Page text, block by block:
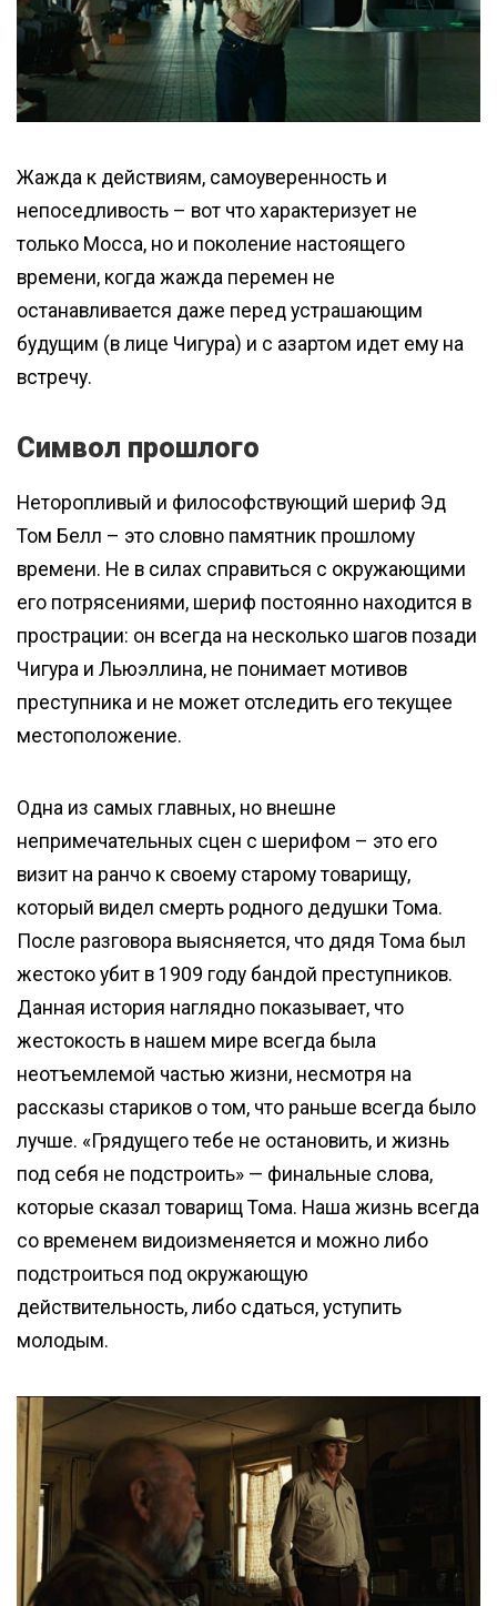
Жажда к действиям, самоуверенность и
непоседливость – вот что характеризует не
только Мосса, но и поколение настоящего
времени, когда жажда перемен не
останавливается даже перед устрашающим
будущим (в лице Чигура) и с азартом идет ему на
встречу.
Символ прошлого
Неторопливый и философствующий шериф Эд
Том Белл – это словно памятник прошлому
времени. Не в силах справиться с окружающими
его потрясениями, шериф постоянно находится в
прострации: он всегда на несколько шагов позади
Чигура и Льюэллина, не понимает мотивов
преступника и не может отследить его текущее
местоположение.
Одна из самых главных, но внешне
непримечательных сцен с шерифом – это его
визит на ранчо к своему старому товарищу,
который видел смерть родного дедушки Тома.
После разговора выясняется, что дядя Тома был
жестоко убит в 1909 году бандой преступников.
Данная история наглядно показывает, что
жестокость в нашем мире всегда была
неотъемлемой частью жизни, несмотря на
рассказы стариков о том, что раньше всегда было
лучше. «Грядущего тебе не остановить, и жизнь
под себя не подстроить» — финальные слова,
которые сказал товарищ Тома. Наша жизнь всегда
со временем видоизменяется и можно либо
подстроиться под окружающую
действительность, либо сдаться, уступить
молодым.